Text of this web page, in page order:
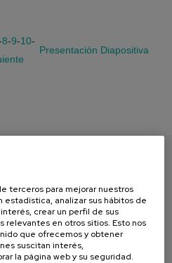
8-9-10-
Presentación Diapositiva
PAPEL
terceros para mejorar nuestros
estadística, analizar sus hábitos de
crear un perfil de sus
relevantes en otros sitios. Esto nos
que ofrecemos y obtener
suscitan interés,
la página web y su seguridad.